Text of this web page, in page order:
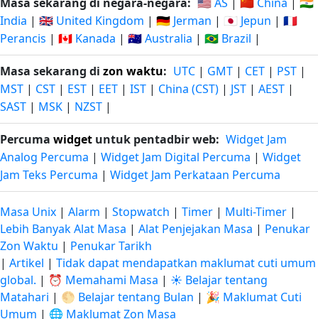
India | 🇬🇧 United Kingdom | 🇩🇪 Jerman | 🇯🇵 Jepun | 🇫🇷
Perancis | 🇨🇦 Kanada | 🇦🇺 Australia | 🇧🇷 Brazil |
Masa sekarang di zon waktu: UTC | GMT | CET | PST |
MST | CST | EST | EET | IST | China (CST) | JST | AEST |
SAST | MSK | NZST |
Percuma widget untuk pentadbir web: Widget Jam
Analog Percuma | Widget Jam Digital Percuma | Widget
Jam Teks Percuma | Widget Jam Perkataan Percuma
Masa Unix | Alarm | Stopwatch | Timer | Multi-Timer |
Lebih Banyak Alat Masa | Alat Penjejakan Masa | Penukar
Zon Waktu | Penukar Tarikh
| Artikel | Tidak dapat mendapatkan maklumat cuti umum
global. | ⏰ Memahami Masa | ☀️ Belajar tentang
Matahari | 🌕 Belajar tentang Bulan | 🎉 Maklumat Cuti
Umum | 🌐 Maklumat Zon Masa